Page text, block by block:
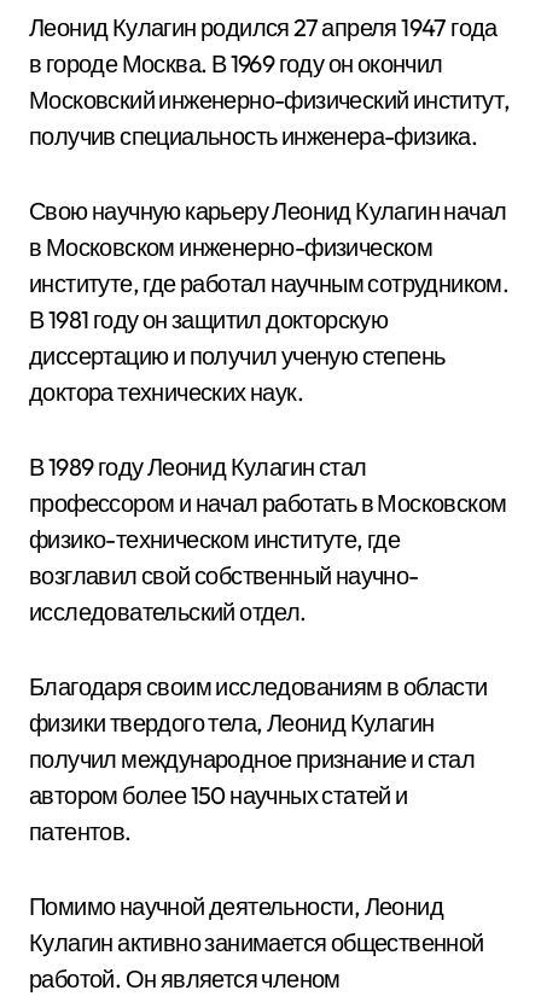
Леонид Кулагин родился 27 апреля 1947 года
в городе Москва. В 1969 году он окончил
Московский инженерно-физический институт,
получив специальность инженера-физика.
Свою научную карьеру Леонид Кулагин начал
в Московском инженерно-физическом
институте, где работал научным сотрудником.
В 1981 году он защитил докторскую
диссертацию и получил ученую степень
доктора технических наук.
В 1989 году Леонид Кулагин стал
профессором и начал работать в Московском
физико-техническом институте, где
возглавил свой собственный научно-
исследовательский отдел.
Благодаря своим исследованиям в области
физики твердого тела, Леонид Кулагин
получил международное признание и стал
автором более 150 научных статей и
патентов.
Помимо научной деятельности, Леонид
Кулагин активно занимается общественной
работой. Он является членом